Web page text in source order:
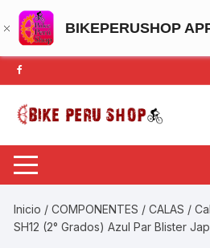
BIKEPERUSHOP
Saltar
al
contenido
Inicio /COMPONENTES /CALAS /
SH12 (2° Grados) Azul Par Blister